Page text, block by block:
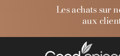
Les achats sur
aux